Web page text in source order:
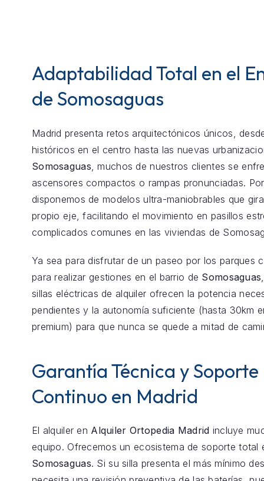
Adaptabilidad Total en el
de Somosaguas
Madrid presenta retos arquitectónicos únicos,
históricos en el centro hasta las nuevas
Somosaguas , muchos de nuestros clientes se
ascensores compactos o rampas pronunciadas.
disponemos de modelos ultra-maniobrables que
propio eje, facilitando el movimiento en pasillos
complicados comunes en las viviendas de
Ya sea para disfrutar de un paseo por los parques
para realizar gestiones en el barrio de Somosaguas
sillas eléctricas de alquiler ofrecen la potencia
pendientes y la autonomía suficiente (hasta 30km
premium) para que nunca se quede a mitad de
Garantía Técnica y Soporte
Continuo en Madrid
El alquiler en Alquiler Ortopedia Madrid incluye
equipo. Ofrecemos un ecosistema de soporte total
Somosaguas. Si su silla presenta el más mínimo